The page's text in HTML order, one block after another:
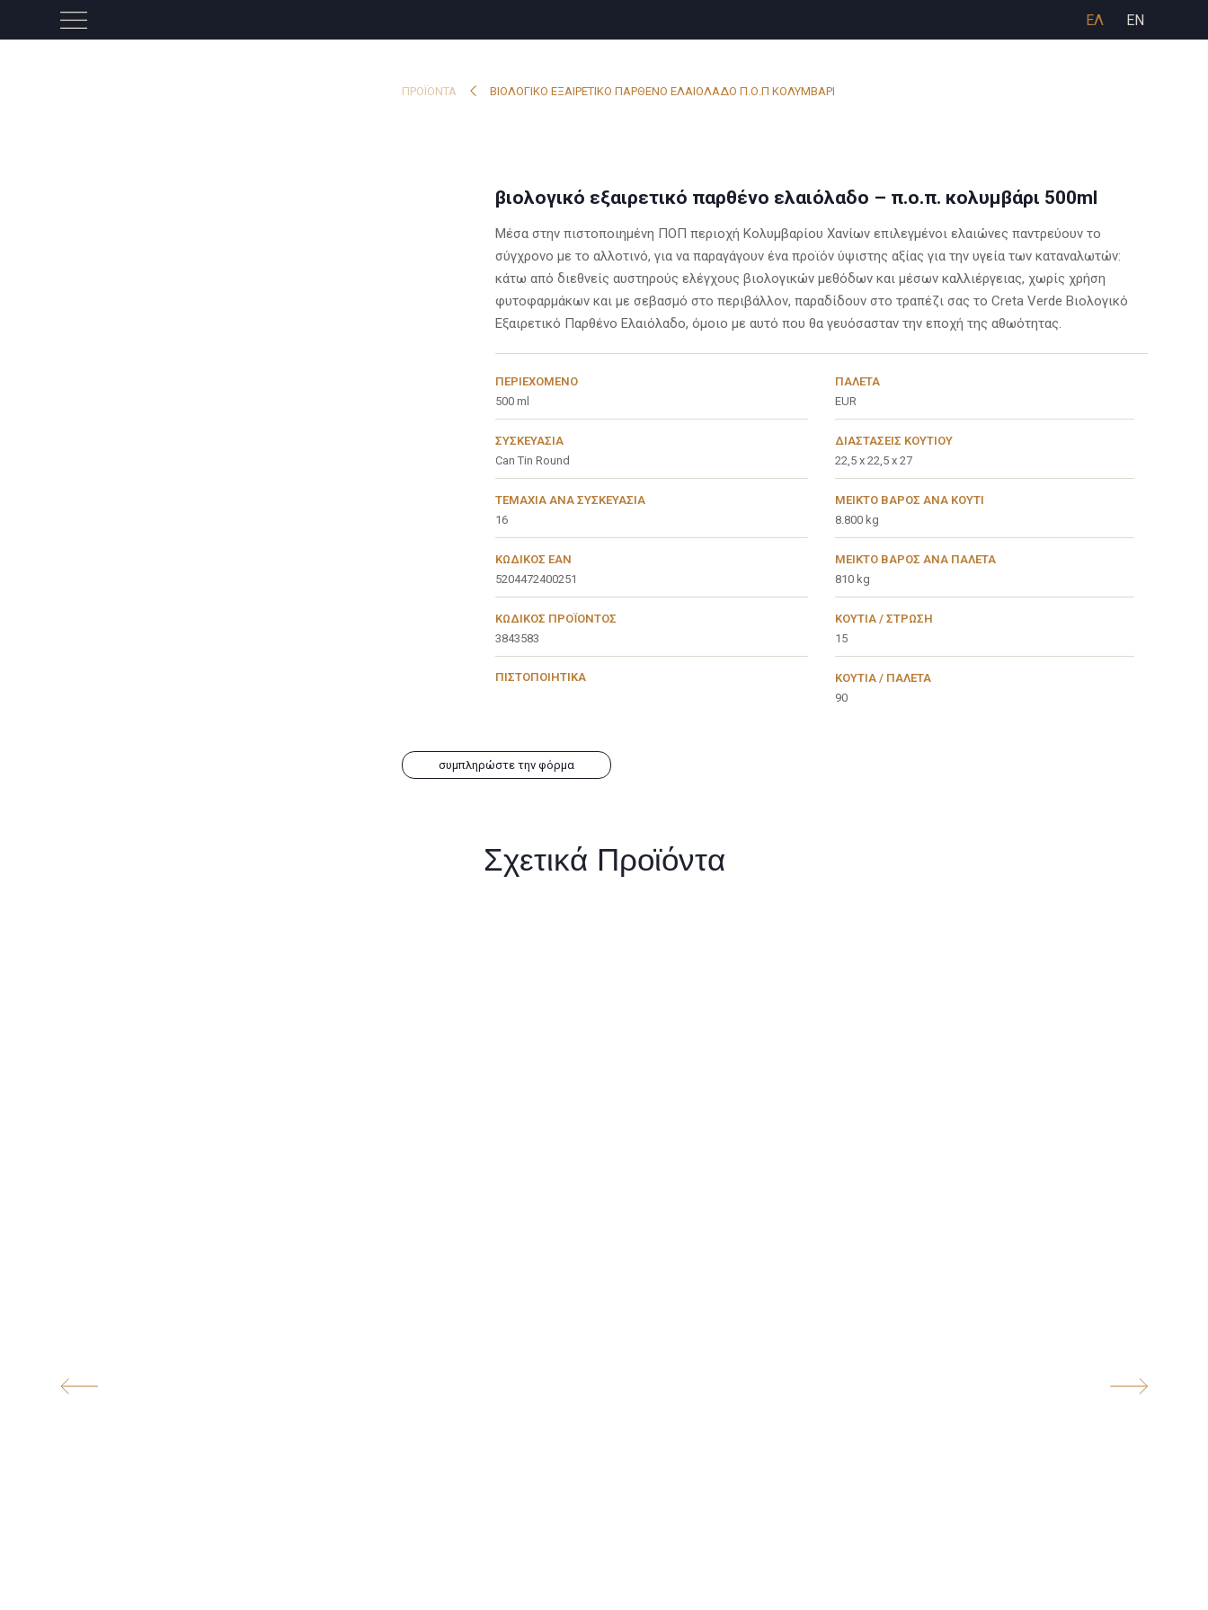
EN
ΕΛ
ΠΡΟΪΌΝΤΑ ΒΙΟΛΟΓΙΚΟ ΕΞΑΙΡΕΤΙΚΟ ΠΑΡΘΕΝΟ ΕΛΑΙΟΛΑΔΟ Π.Ο.Π ΚΟΛΥΜΒΑΡΙ
βιολογικό εξαιρετικό παρθένο ελαιόλαδο – π.ο.π. κολυμβάρι 500ml
Μέσα στην πιστοποιημένη ΠΟΠ περιοχή Κολυμβαρίου Χανίων επιλεγμένοι ελαιώνες παντρεύουν το
σύγχρονο με το αλλοτινό, για να παραγάγουν ένα προϊόν ύψιστης αξίας για την υγεία των καταναλωτών:
κάτω από διεθνείς αυστηρούς ελέγχους βιολογικών μεθόδων και μέσων καλλιέργειας, χωρίς χρήση
φυτοφαρμάκων και με σεβασμό στο περιβάλλον, παραδίδουν στο τραπέζι σας το Creta Verde Βιολογικό
Εξαιρετικό Παρθένο Ελαιόλαδο, όμοιο με αυτό που θα γευόσασταν την εποχή της αθωότητας.
ΠΕΡΙΕΧΌΜΕΝΟ
500 ml
ΣΥΣΚΕΥΑΣΊΑ
Can Tin Round
ΤΕΜΆΧΙΑ ΑΝΆ ΣΥΣΚΕΥΑΣΊΑ
16
ΚΩΔΙΚΌΣ EAN
5204472400251
ΚΩΔΙΚΌΣ ΠΡΟΪΌΝΤΟΣ
3843583
ΠΙΣΤΟΠΟΙΗΤΙΚΆ
ΠΑΛΈΤΑ
EUR
ΔΙΑΣΤΆΣΕΙΣ ΚΟΥΤΙΟΎ
22,5 x 22,5 x 27
ΜΕΙΚΤΌ ΒΆΡΟΣ ΑΝΆ ΚΟΥΤΊ
8.800 kg
ΜΕΙΚΤΌ ΒΆΡΟΣ ΑΝΆ ΠΑΛΈΤΑ
810 kg
ΚΟΥΤΙΆ / ΣΤΡΏΣΗ
15
ΚΟΥΤΙΆ / ΠΑΛΈΤΑ
90
συμπληρώστε την φόρμα
Σχετικά Προϊόντα